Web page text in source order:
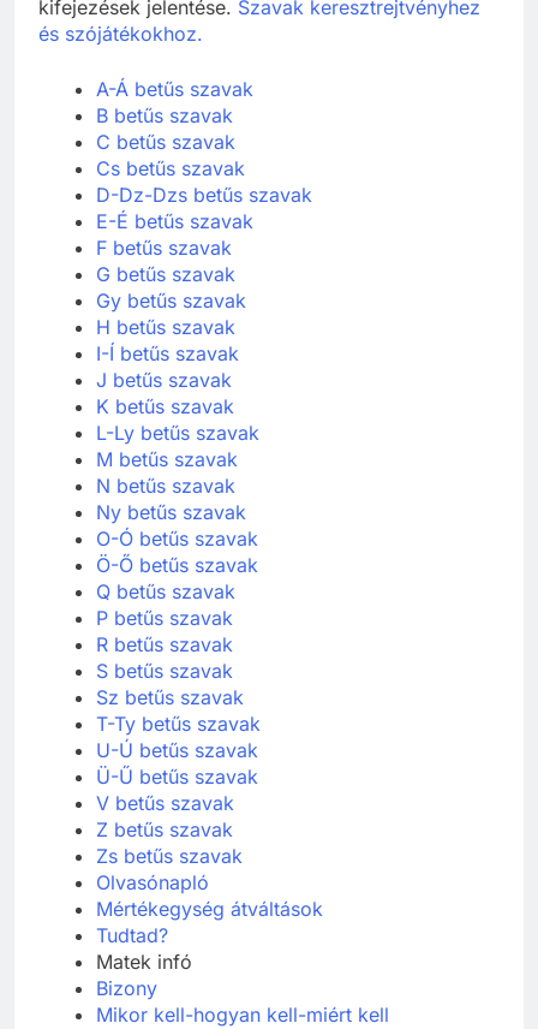
kifejezések jelentése. Szavak keresztrejtvényhez
és szójátékokhoz.
A-Á betűs szavak
B betűs szavak
C betűs szavak
Cs betűs szavak
D-Dz-Dzs betűs szavak
E-É betűs szavak
F betűs szavak
G betűs szavak
Gy betűs szavak
H betűs szavak
I-Í betűs szavak
J betűs szavak
K betűs szavak
L-Ly betűs szavak
M betűs szavak
N betűs szavak
Ny betűs szavak
O-Ó betűs szavak
Ö-Ő betűs szavak
Q betűs szavak
P betűs szavak
R betűs szavak
S betűs szavak
Sz betűs szavak
T-Ty betűs szavak
U-Ú betűs szavak
Ü-Ű betűs szavak
V betűs szavak
Z betűs szavak
Zs betűs szavak
Olvasónapló
Mértékegység átváltások
Tudtad?
Matek infó
Bizony
Mikor kell-hogyan kell-miért kell